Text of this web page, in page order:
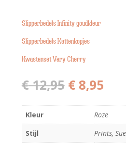
Slipperbedels Infinity goudkleur
Slipperbedels Kattenkopjes
Kwastenset Very Cherry
€12,95
prijs
was:
€ 12,95.
€8,95
is:
€
Kleur
Roze
Stijl
Prints,